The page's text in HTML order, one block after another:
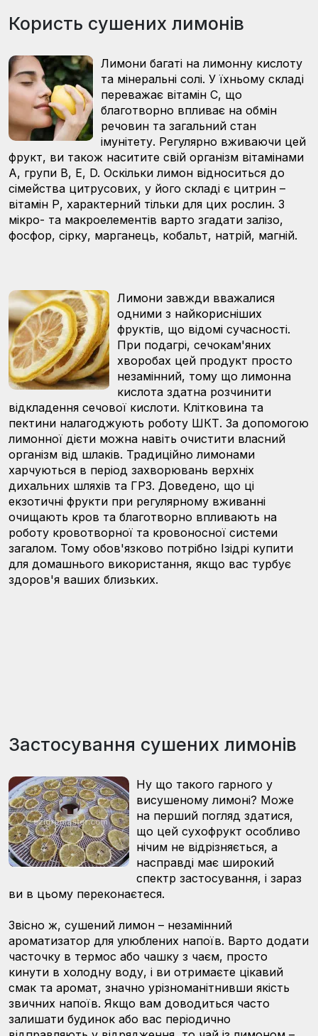
Користь сушених лимонів
Лимони багаті на лимонну кислоту
та мінеральні солі. У їхньому складі
переважає вітамін С, що
благотворно впливає на обмін
речовин та загальний стан
імунітету. Регулярно вживаючи цей
фрукт, ви також наситите свій організм вітамінами
А, групи В, Е, D. Оскільки лимон відноситься до
сімейства цитрусових, у його складі є цитрин –
вітамін Р, характерний тільки для цих рослин. З
мікро- та макроелементів варто згадати залізо,
фосфор, сірку, марганець, кобальт, натрій, магній.
Лимони завжди вважалися
одними з найкорисніших
фруктів, що відомі сучасності.
При подагрі, сечокам'яних
хворобах цей продукт просто
незамінний, тому що лимонна
кислота здатна розчинити
відкладення сечової кислоти. Клітковина та
пектини налагоджують роботу ШКТ. За допомогою
лимонної дієти можна навіть очистити власний
організм від шлаків. Традиційно лимонами
харчуються в період захворювань верхніх
дихальних шляхів та ГРЗ. Доведено, що ці
екзотичні фрукти при регулярному вживанні
очищають кров та благотворно впливають на
роботу кровотворної та кровоносної системи
загалом. Тому обов'язково потрібно Ізідрі купити
для домашнього використання, якщо вас турбує
здоров'я ваших близьких.
Застосування сушених лимонів
Ну що такого гарного у
висушеному лимоні? Може
на перший погляд здатися,
що цей сухофрукт особливо
нічим не відрізняється, а
насправді має широкий
спектр застосування, і зараз
ви в цьому переконаєтеся.
Звісно ж, сушений лимон – незамінний
ароматизатор для улюблених напоїв. Варто додати
часточку в термос або чашку з чаєм, просто
кинути в холодну воду, і ви отримаєте цікавий
смак та аромат, значно урізноманітнивши якість
звичних напоїв. Якщо вам доводиться часто
залишати будинок або вас періодично